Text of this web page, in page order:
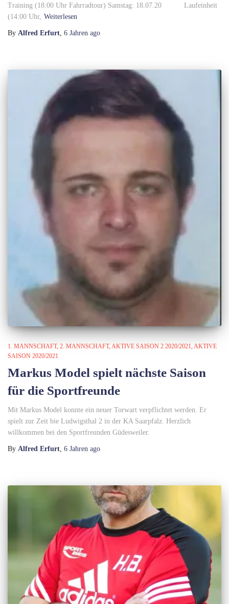
Training (18:00 Uhr Fahrradtour) Samstag: 18.07.20 Laufeinheit
(14:00 Uhr, Weiterlesen
By Alfred Erfurt, 6 Jahren ago
1. MANNSCHAFT 2. MANNSCHAFT AKTIVE SAISON 2 2020/2021 AKTIVE
SAISON 2020/2021
Markus Model spielt nächste Saison
für die Sportfreunde
Mit Markus Model konnte ein neuer Torwart verpflichtet werden. Er
spielt zur Zeit bie Ludwigsthal 2 in der KA Saarpfalz. Herzlich
willkommen bei den Sportfreunden Güdesweiler.
By Alfred Erfurt 6 Jahren ago